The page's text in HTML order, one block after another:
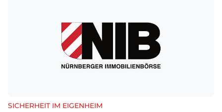
SICHERHEIT IM EIGENHEIM